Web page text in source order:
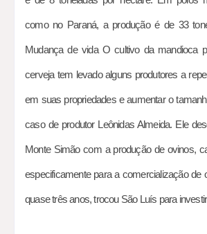
como no Paraná, a produção é de 33
Mudança de vida O cultivo da mandioca
cerveja tem levado alguns produtores a
em suas propriedades e aumentar o
caso de produtor Leônidas Almeida. Ele
Monte Simão com a produção de ovinos,
especificamente para a comercialização de
quase três anos, trocou São Luís para